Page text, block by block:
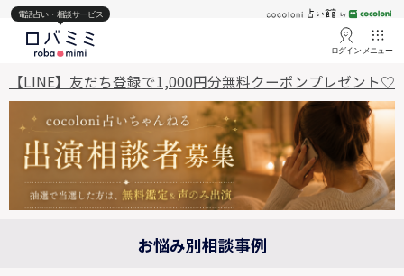
電話占い・相談サービス
ログイン メニュー
【LINE】友だち登録で1,000円分無料クーポンプレゼント♡
お悩み別相談事例